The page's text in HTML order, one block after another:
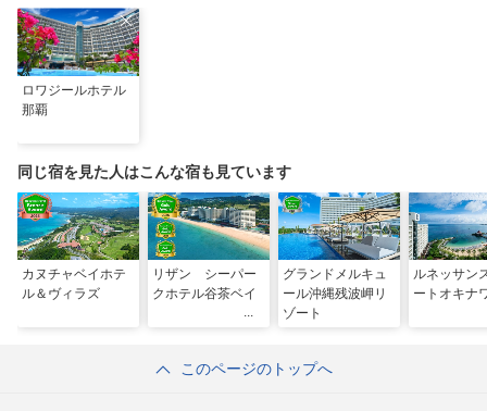
ロワジールホテル
那覇
同じ宿を見た人はこんな宿も見ています
カヌチャベイホテ
ル＆ヴィラズ
リザン シーパー
クホテル谷茶ベイ
グランドメルキュ
ール沖縄残波岬リ
ゾート
ルネッサン
ートオキナ
このページのトップへ